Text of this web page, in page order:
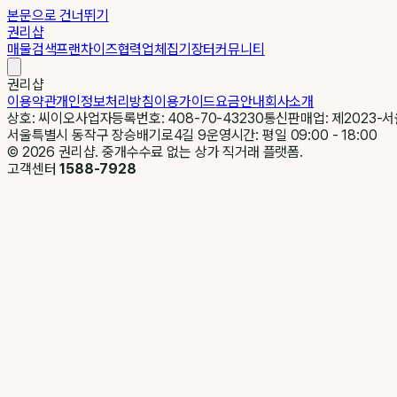
본문으로 건너뛰기
권리샵
매물검색프랜차이즈협력업체집기장터커뮤니티
권리샵
이용약관개인정보처리방침이용가이드요금안내회사소개
상호: 씨이오사업자등록번호: 408-70-43230통신판매업: 제2023-
서울특별시 동작구 장승배기로4길 9운영시간: 평일 09:00 - 18:00
© 2026 권리샵. 중개수수료 없는 상가 직거래 플랫폼.
고객센터1588-7928